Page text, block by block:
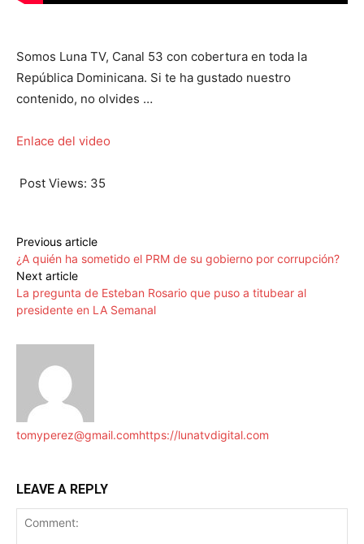
Somos Luna TV, Canal 53 con cobertura en toda la
República Dominicana. Si te ha gustado nuestro
contenido, no olvides …
Enlace del video
Post Views: 35
Previous article
¿A quién ha sometido el PRM de su gobierno por corrupción?
Next article
La pregunta de Esteban Rosario que puso a titubear al
presidente en LA Semanal
tomyperez@gmail.comhttps://lunatvdigital.com
LEAVE A REPLY